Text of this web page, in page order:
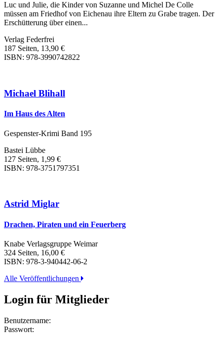
Luc und Julie, die Kinder von Suzanne und Michel De Colle
müssen am Friedhof von Eichenau ihre Eltern zu Grabe tragen. Der
Erschütterung über einen...
Verlag Federfrei
187 Seiten, 13,90 €
ISBN: 978-3990742822
Michael Blihall
Im Haus des Alten
Gespenster-Krimi Band 195
Bastei Lübbe
127 Seiten, 1,99 €
ISBN: 978-3751797351
Astrid Miglar
Drachen, Piraten und ein Feuerberg
Knabe Verlagsgruppe Weimar
324 Seiten, 16,00 €
ISBN: 978-3-940442-06-2
Alle Veröffentlichungen
Login für Mitglieder
Benutzername:
Passwort: